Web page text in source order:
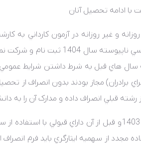
با ادامه تحصيل آنان
و غير روزانه در آزمون کارداني به
آزمون کارداني به کارشناسي
سال هاي قبل به شرط داشتن شرايط
برادران) مجاز بودند بدون انصراف از
رشته قبلي انصراف داده و مدارک آن را به
داوطلباني که در سال 1403 و قبل از آن داراي قبولي
مجدد از سهميه ايثارگري بايد فرم